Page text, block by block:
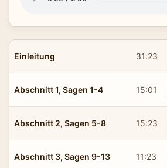
Einleitung 31:23
Abschnitt 1, Sagen 1-4 15:01
Abschnitt 2, Sagen 5-8 15:23
Abschnitt 3, Sagen 9-13 11:23